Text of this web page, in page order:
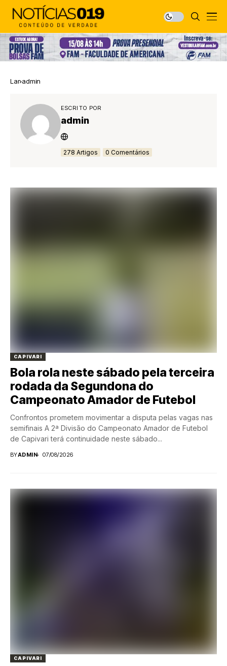
Lar admin
ESCRITO POR
admin
278 Artigos 0 Comentários
CAPIVARI
Bola rola neste sábado pela terceira
rodada da Segundona do
Campeonato Amador de Futebol
Confrontos prometem movimentar a disputa pelas vagas nas
semifinais A 2ª Divisão do Campeonato Amador de Futebol
de Capivari terá continuidade neste sábado...
BYADMIN 07/08/2026
CAPIVARI